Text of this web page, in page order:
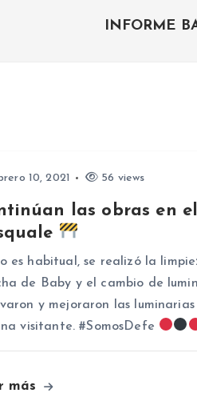
INFORME
10, 2021 56 views
las obras en el
es habitual, se realizó la
de Baby y el cambio de
y mejoraron las
visitante. #SomosDefe
más